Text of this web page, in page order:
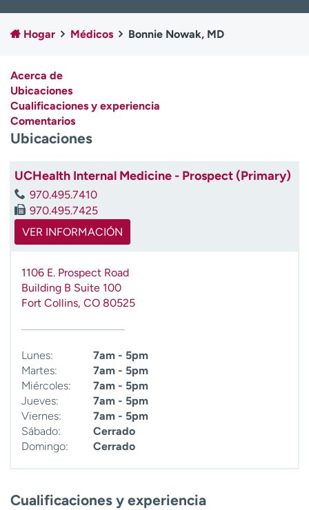
Empleados
Profesionales
Contáctenos
A
y
d
m
e
e
Hogar Médicos Bonnie Nowak, MD
Acerca de
Ubicaciones
Cualificaciones y experiencia
Comentarios
Ubicaciones
UCHealth Internal Medicine - Prospect (Primary)
970.495.7410
970.495.7425
VER INFORMACIÓN
1106 E. Prospect Road
Building B Suite 100
Fort Collins, CO 80525
Lunes:
7am - 5pm
Martes:
7am - 5pm
Miércoles:
7am - 5pm
Jueves:
7am - 5pm
Viernes:
7am - 5pm
Sábado:
Cerrado
Domingo:
Cerrado
Cualificaciones y experiencia